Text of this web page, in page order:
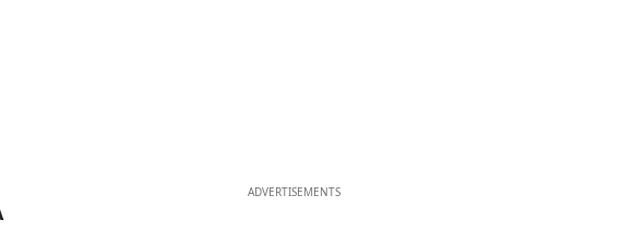
ADVERTISEMENTS